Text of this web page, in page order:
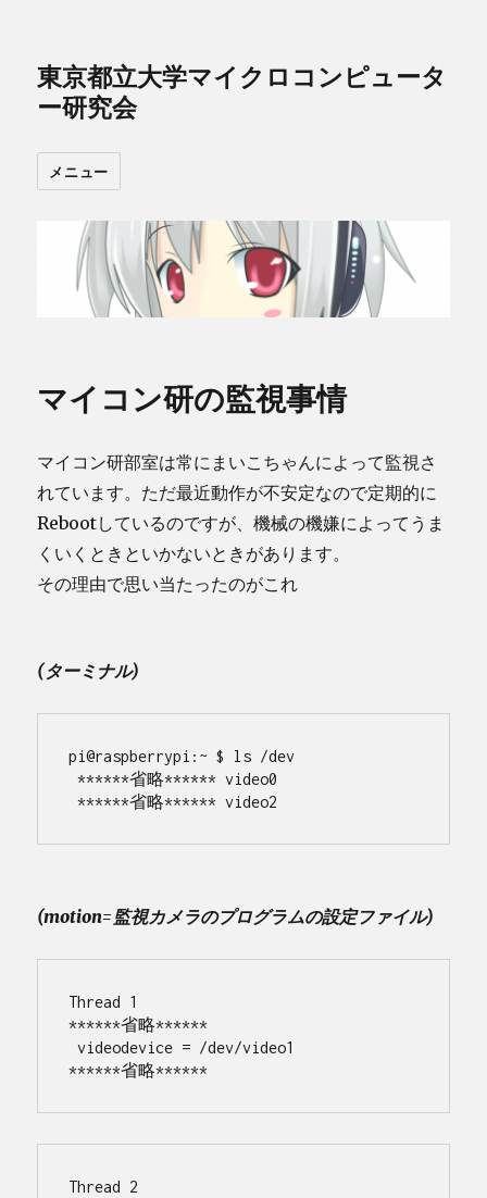
東京都立大学マイクロコンピュータ
ー研究会
メニュー
マイコン研の監視事情
マイコン研部室は常にまいこちゃんによって監視さ
れています。ただ最近動作が不安定なので定期的に
Rebootしているのですが、機械の機嫌によってうま
くいくときといかないときがあります。
その理由で思い当たったのがこれ
(ターミナル)
pi@raspberrypi:~ $ ls /dev
******省略****** video0
******省略****** video2
(motion=監視カメラのプログラムの設定ファイル)
Thread 1
******省略******
videodevice = /dev/video1
******省略******
Thread 2